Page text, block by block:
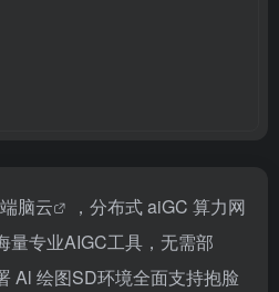
端脑云
，分布式 aiGC 算力网
量专业AIGC工具，无需部
Al 绘图SD环境全面支持抱脸